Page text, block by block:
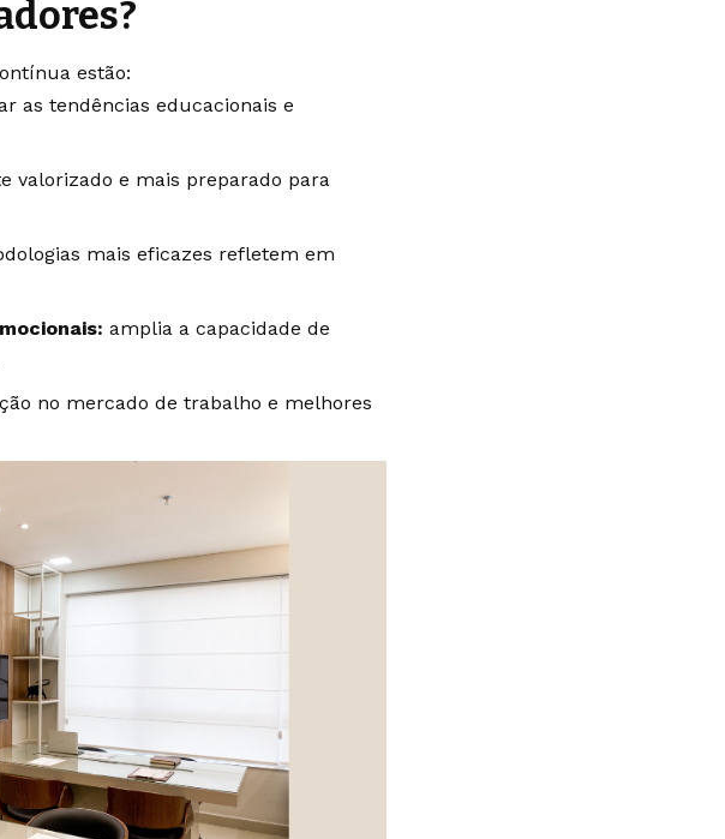
estão:
as tendências educacionais e
valorizado e mais preparado para
mais eficazes refletem em
amplia a capacidade de
no mercado de trabalho e melhores